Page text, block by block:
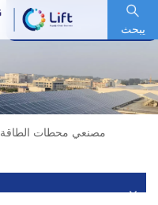
يبحث
رمز السهم : 600153.SH
مصنعي محطات الطاقة